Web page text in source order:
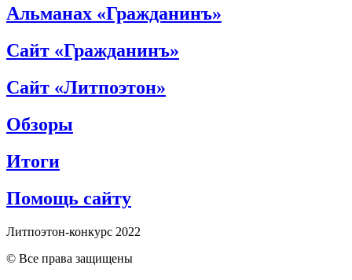
Альманах «Гражданинъ»
Сайт «Гражданинъ»
Сайт «Литпоэтон»
Обзоры
Итоги
Помощь сайту
Литпоэтон-конкурс 2022
© Все права защищены